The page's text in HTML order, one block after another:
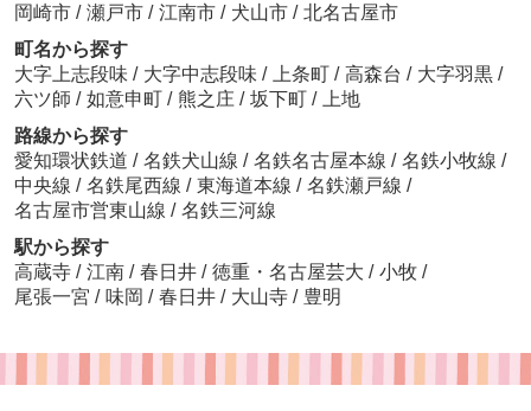
岡崎市 / 瀬戸市 / 江南市 / 犬山市 / 北名古屋市
町名から探す
大字上志段味 / 大字中志段味 / 上条町 / 高森台 / 大字羽黒 /
六ツ師 / 如意申町 / 熊之庄 / 坂下町 /
上地
路線から探す
愛知環状鉄道 / 名鉄犬山線 / 名鉄名古屋本線 / 名鉄小牧線 /
中央線 / 名鉄尾西線 / 東海道本線 / 名鉄瀬戸線 /
名古屋市営東山線 / 名鉄三河線
駅から探す
高蔵寺 / 江南 / 春日井 / 徳重・名古屋芸大 / 小牧 /
尾張一宮 / 味岡 / 春日井 / 大山寺 / 豊明